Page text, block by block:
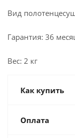
Вид
Гарантия: 36
Вес: 2 кг
Как купить
Оплата